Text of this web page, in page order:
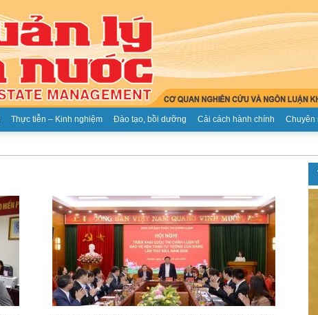
chí
Thực tiễn – Kinh nghiệm Đào tạo, bồi dưỡng Cải cách hành chính Chuyên